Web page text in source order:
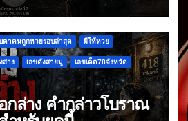
ตาคนถูกหวยรอบล่าสุด ผีให้หวย
สาง เลขดังสายมู เลขเด็ด78จังหวัด
ล่าง คำกล่าวโบราณ